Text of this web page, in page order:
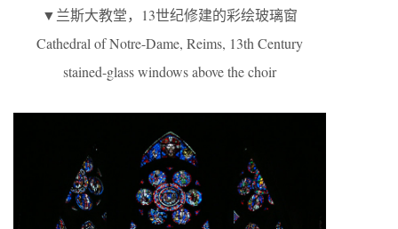
▼兰斯大教堂，13世纪修建的彩绘玻璃窗
Cathedral of Notre-Dame, Reims, 13th Century
stained-glass windows above the choir